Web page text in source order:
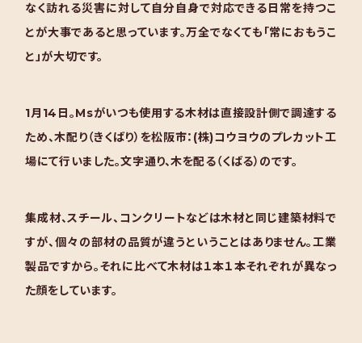
なく訪れる災害に対して自分自身で対応できる日常を持つこ
とが大事であると思っています。万全でなくても「常におもうこ
と」が大切です。
1月14日。Msがいつも使用する木材は直接設計側で調達する
ため、木配り（きくばり）を松阪市：(株)コウヨウのプレカット工
場にて行いました。文字通り、木を配る（くばる）のです。
集成材、スチール、コンクリートなどは木材と同じ建築材料で
すが、個々の部材の品質が違うということはありません。工業
製品ですから。それに比べて木材は１本１本それぞれが異なっ
た顔をしています。